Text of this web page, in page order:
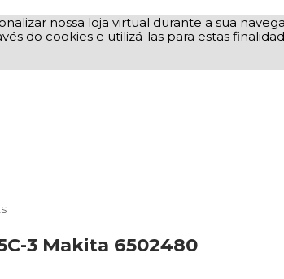
nossa loja virtual durante a sua
do cookies e utilizá-las para estas
3 Makita 6502480